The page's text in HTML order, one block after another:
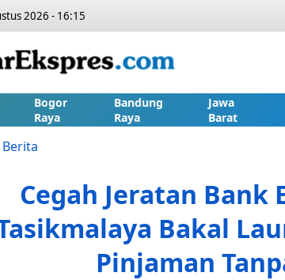
2026 - 16:15
Bogor
Raya
Bandung
Raya
Jawa
Barat
Berita
Cegah Jeratan Bank
Bakal
Pinjaman